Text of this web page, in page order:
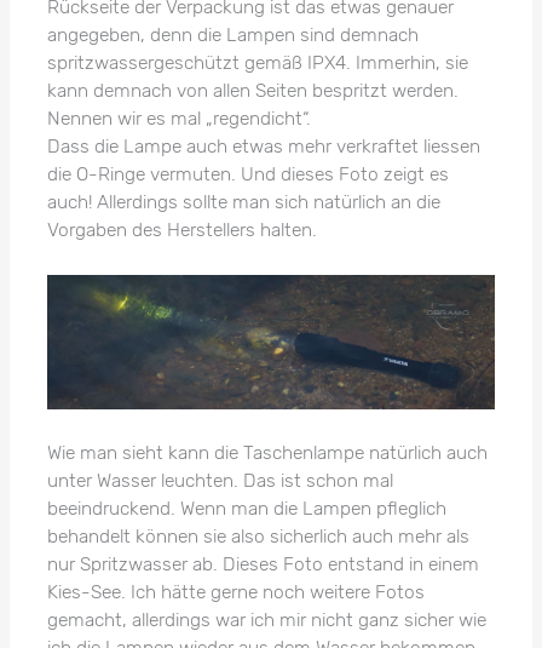
Rückseite der Verpackung ist das etwas genauer
angegeben, denn die Lampen sind demnach
spritzwassergeschützt gemäß IPX4. Immerhin, sie
kann demnach von allen Seiten bespritzt werden.
Nennen wir es mal „regendicht“.
Dass die Lampe auch etwas mehr verkraftet liessen
die O-Ringe vermuten. Und dieses Foto zeigt es
auch! Allerdings sollte man sich natürlich an die
Vorgaben des Herstellers halten.
Wie man sieht kann die Taschenlampe natürlich auch
unter Wasser leuchten. Das ist schon mal
beeindruckend. Wenn man die Lampen pfleglich
behandelt können sie also sicherlich auch mehr als
nur Spritzwasser ab. Dieses Foto entstand in einem
Kies-See. Ich hätte gerne noch weitere Fotos
gemacht, allerdings war ich mir nicht ganz sicher wie